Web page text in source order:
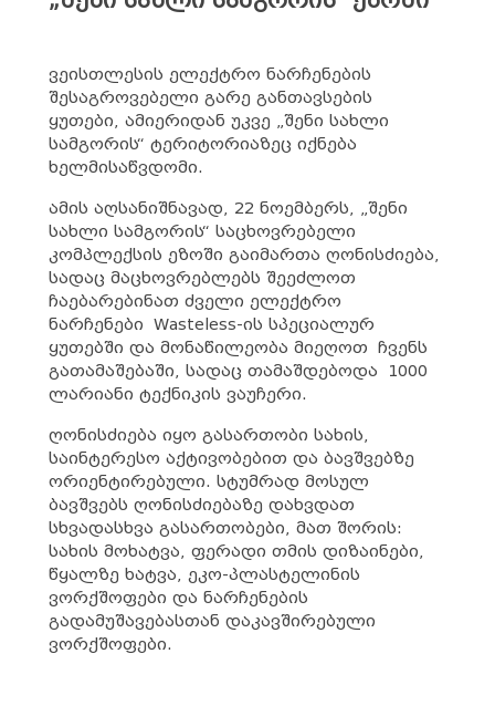
ვეისთლესის ელექტრო ნარჩენების
შესაგროვებელი გარე განთავსების
ყუთები, ამიერიდან უკვე „შენი სახლი
სამგორის“ ტერიტორიაზეც იქნება
ხელმისაწვდომი.
ამის აღსანიშნავად, 22 ნოემბერს, „შენი
სახლი სამგორის“ საცხოვრებელი
კომპლექსის ეზოში გაიმართა ღონისძიება,
სადაც მაცხოვრებლებს შეეძლოთ
ჩაებარებინათ ძველი ელექტრო
ნარჩენები Wasteless-ის სპეციალურ
ყუთებში და მონაწილეობა მიეღოთ ჩვენს
გათამაშებაში, სადაც თამაშდებოდა 1000
ლარიანი ტექნიკის ვაუჩერი.
ღონისძიება იყო გასართობი სახის,
საინტერესო აქტივობებით და ბავშვებზე
ორიენტირებული. სტუმრად მოსულ
ბავშვებს ღონისძიებაზე დახვდათ
სხვადასხვა გასართობები, მათ შორის:
სახის მოხატვა, ფერადი თმის დიზაინები,
წყალზე ხატვა, ეკო-პლასტელინის
ვორქშოფები და ნარჩენების
გადამუშავებასთან დაკავშირებული
ვორქშოფები.